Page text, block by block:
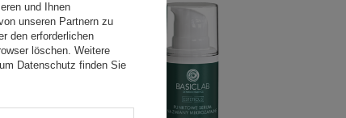
und Ihnen
unseren Partnern zu
den erforderlichen
löschen. Weitere
Datenschutz finden Sie